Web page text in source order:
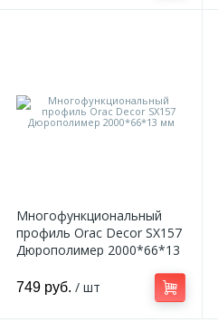
Многофункциональный
профиль Orac Decor SX157
Дюрополимер 2000*66*13
749 руб. / шт